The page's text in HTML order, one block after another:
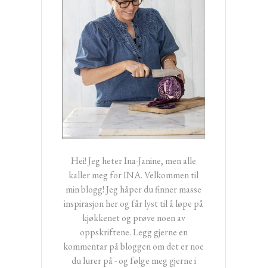
Hei! Jeg heter Ina-Janine, men alle
kaller meg for INA. Velkommen til
min blogg! Jeg håper du finner masse
inspirasjon her og får lyst til å løpe på
kjøkkenet og prøve noen av
oppskriftene. Legg gjerne en
kommentar på bloggen om det er noe
du lurer på - og følge meg gjerne i